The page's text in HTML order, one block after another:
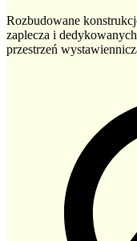
Rozbudowane
zaplecza i
przestrzeń